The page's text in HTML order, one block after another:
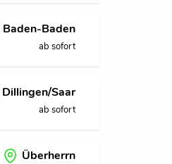
Baden-Baden
ab sofort
Dillingen/Saar
ab sofort
Überherrn